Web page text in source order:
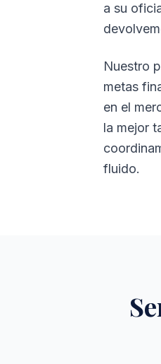
a su
Nuestro
metas
en el
la mejor
fluido.